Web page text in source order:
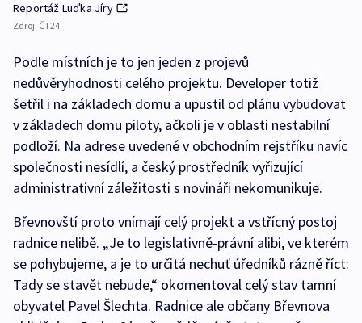
Reportáž Luďka Jíry
Zdroj: ČT24
Podle místních je to jen jeden z projevů
nedůvěryhodnosti celého projektu. Developer totiž
šetřil i na základech domu a upustil od plánu vybudovat
v základech domu piloty, ačkoli je v oblasti nestabilní
podloží. Na adrese uvedené v obchodním rejstříku navíc
společnosti nesídlí, a český prostředník vyřizující
administrativní záležitosti s novináři nekomunikuje.
Břevnovští proto vnímají celý projekt a vstřícný postoj
radnice nelibě. „Je to legislativně-právní alibi, ve kterém
se pohybujeme, a je to určitá nechuť úředníků rázně říct:
Tady se stavět nebude,“ okomentoval celý stav tamní
obyvatel Pavel Šlechta. Radnice ale občany Břevnova